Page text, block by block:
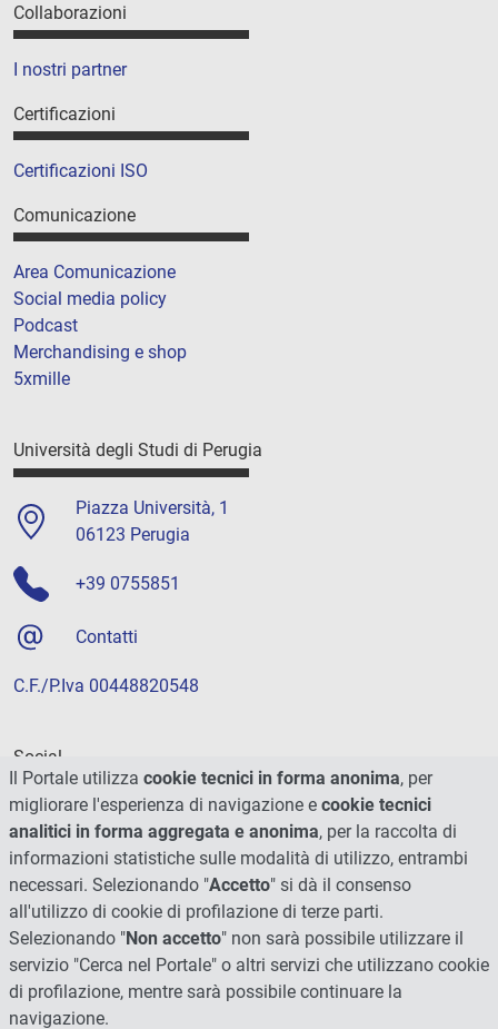
Collaborazioni
I nostri partner
Certificazioni
Certificazioni ISO
Comunicazione
Area Comunicazione
Social media policy
Podcast
Merchandising e shop
5xmille
Università degli Studi di Perugia
Piazza Università, 1
06123 Perugia
+39 0755851
Contatti
C.F./P.Iva 00448820548
Social
Il Portale utilizza cookie tecnici in forma anonima, per
migliorare l'esperienza di navigazione e cookie tecnici
analitici in forma aggregata e anonima, per la raccolta di
informazioni statistiche sulle modalità di utilizzo, entrambi
necessari. Selezionando "Accetto" si dà il consenso
all'utilizzo di cookie di profilazione di terze parti.
Selezionando "Non accetto" non sarà possibile utilizzare il
servizio "Cerca nel Portale" o altri servizi che utilizzano cookie
di profilazione, mentre sarà possibile continuare la
navigazione.